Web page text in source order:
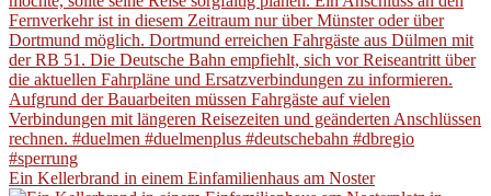
Ein Kellerbrand in einem Einfamilienhaus am Noster